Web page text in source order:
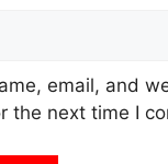
email, and
the next time I